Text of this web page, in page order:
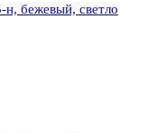
бежевый, светло